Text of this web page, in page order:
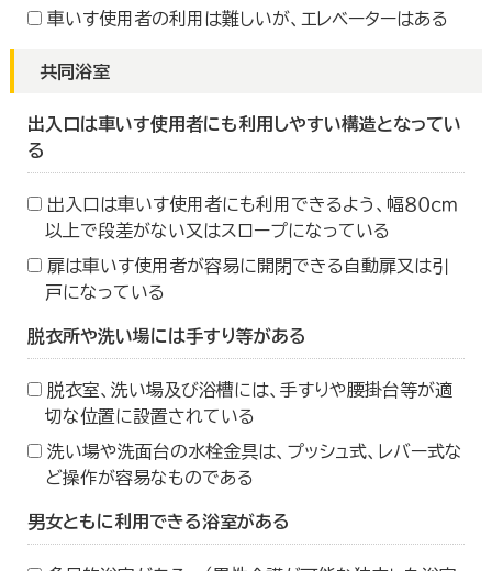
車いす使用者の利用は難しいが、エレベーターはある
共同浴室
出入口は車いす使用者にも利用しやすい構造となってい
る
出入口は車いす使用者にも利用できるよう、幅８０ｃｍ
以上で段差がない又はスロープになっている
扉は車いす使用者が容易に開閉できる自動扉又は引
戸になっている
脱衣所や洗い場には手すり等がある
脱衣室、洗い場及び浴槽には、手すりや腰掛台等が適
切な位置に設置されている
洗い場や洗面台の水栓金具は、プッシュ式、レバー式な
ど操作が容易なものである
男女ともに利用できる浴室がある